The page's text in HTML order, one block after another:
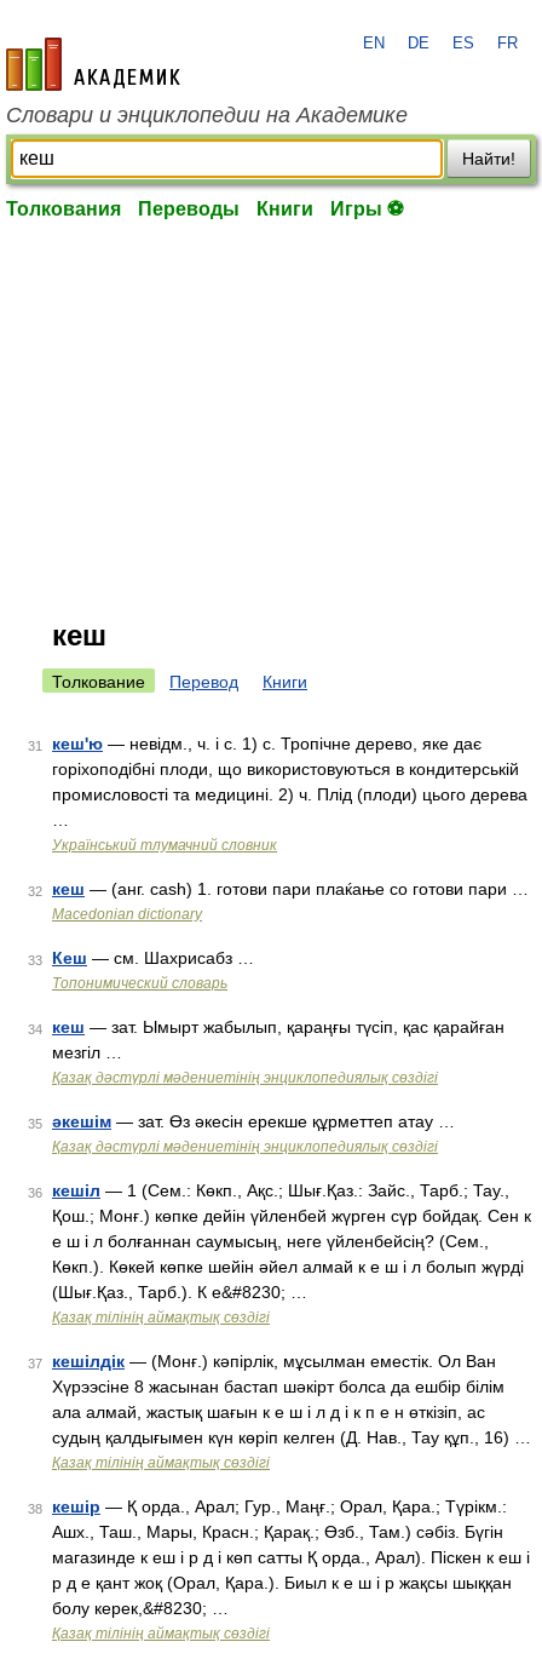
academic.ru
EN DE ES FR
Словари и энциклопедии на Академике
Найти!
Толкования Переводы Книги Игры ⚽
кеш
Толкование Перевод Книги
31 кеш'ю — невідм., ч. і с. 1) с. Тропічне дерево, яке дає
горіхоподібні плоди, що використовуються в кондитерській
промисловості та медицині. 2) ч. Плід (плоди) цього дерева
Український тлумачний словник
32 кеш — (анг. cash) 1. готови пари плаќање со готови пари …
Macedonian dictionary
33 Кеш — см. Шахрисабз …
Топонимический словарь
34 кеш — зат. Ымырт жабылып, қараңғы түсіп, қас қарайған
мезгіл …
Қазақ дәстүрлі мәдениетінің энциклопедиялық сөздігі
35 әкешім — зат. Өз әкесін ерекше құрметтеп атау …
Қазақ дәстүрлі мәдениетінің энциклопедиялық сөздігі
36 кешіл — 1 (Сем.: Көкп., Ақс.; Шығ.Қаз.: Зайс., Тарб.; Тау.,
Қош.; Монғ.) көпке дейін үйленбей жүрген сүр бойдақ. Сен к
е ш і л болғаннан саумысың, неге үйленбейсің? (Сем.,
Көкп.). Көкей көпке шейін әйел алмай к е ш і л болып жүрді
(Шығ.Қаз., Тарб.). К е&#8230; …
Қазақ тілінің аймақтық сөздігі
37 кешілдік — (Монғ.) кәпірлік, мұсылман еместік. Ол Ван
Хүрээсіне 8 жасынан бастап шәкірт болса да ешбір білім
ала алмай, жастық шағын к е ш і л д і к п е н өткізіп, ас
судың қалдығымен күн көріп келген (Д. Нав., Тау құп., 16) …
Қазақ тілінің аймақтық сөздігі
38 кешір — Қ орда., Арал; Гур., Маңғ.; Орал, Қара.; Түрікм.:
Ашх., Таш., Мары, Красн.; Қарақ.; Өзб., Там.) сәбіз. Бүгін
магазинде к еш і р д і көп сатты Қ орда., Арал). Піскен к еш і
р д е қант жоқ (Орал, Қара.). Биыл к е ш і р жақсы шыққан
болу керек,&#8230; …
Қазақ тілінің аймақтық сөздігі